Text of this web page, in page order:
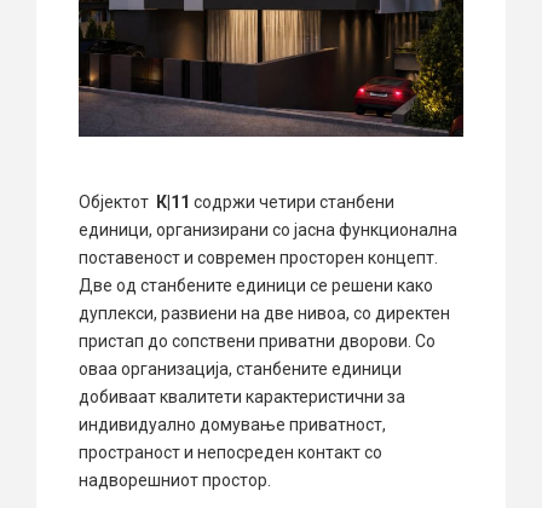
Објектот К 11 содржи четири станбени
единици, организирани со јасна функционална
поставеност и современ просторен концепт.
Две од станбените единици се решени како
дуплекси, развиени на две нивоа, со директен
пристап до сопствени приватни дворови. Со
оваа организација, станбените единици
добиваат квалитети карактеристични за
индивидуално домување приватност,
пространост и непосреден контакт со
надворешниот простор.